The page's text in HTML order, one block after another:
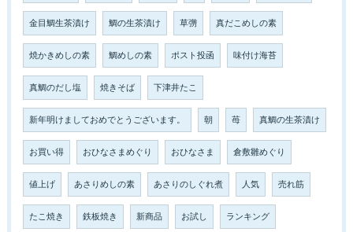
金目鯛生茶漬け 鯛の生茶漬け 草彅 真だこめしの素
焼かきめしの素 鯛めしの素 ポスト投函 味付け海苔
真鯛のだし塩 焼きそば 下津井たこ
新年明けましておめでとうございます。 朝 苺 真鯛の生茶漬け
お買い得 おひなさまめぐり おひなさま 倉敷雛めぐり
値上げ あさりめしの素 あさりのしぐれ煮 人気 売れ筋
たこ焼き 鉄板焼き 新商品 お試し ランキング